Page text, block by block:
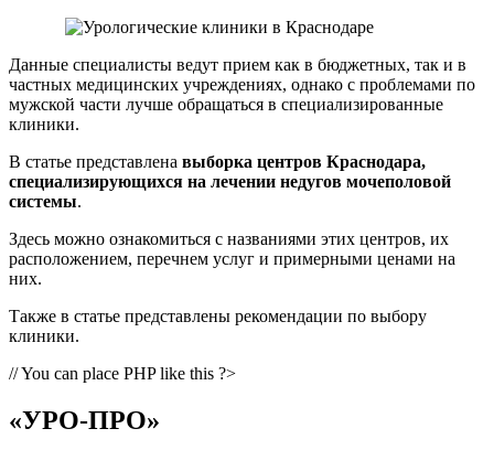
Данные специалисты ведут прием как в бюджетных, так и в
частных медицинских учреждениях, однако с проблемами по
мужской части лучше обращаться в специализированные
клиники.
В статье представлена выборка центров Краснодара,
специализирующихся на лечении недугов мочеполовой
системы.
Здесь можно ознакомиться с названиями этих центров, их
расположением, перечнем услуг и примерными ценами на
них.
Также в статье представлены рекомендации по выбору
клиники.
// You can place PHP like this ?>
«УРО-ПРО»